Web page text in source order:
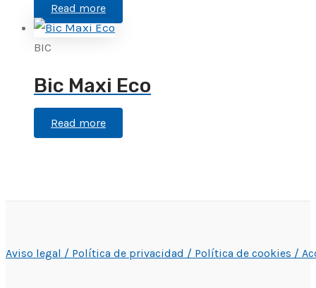
Read more
BIC
Bic Maxi Eco
Read more
Aviso legal / Política de privacidad / Política de cookies /